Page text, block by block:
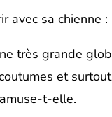
avec sa chienne
très grande
et
t-elle.